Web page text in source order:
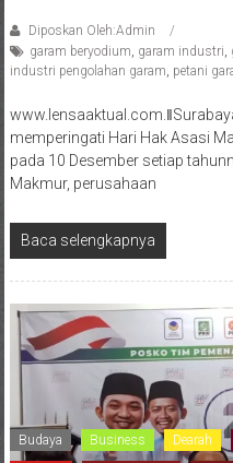
Diposkan Oleh:Admin
garam beryodium garam industri
industri pengolahan garam petani
memperingati Hari Hak Asasi
pada 10 Desember setiap
Makmur, perusahaan
Baca selengkapnya
Budaya Business Dearah